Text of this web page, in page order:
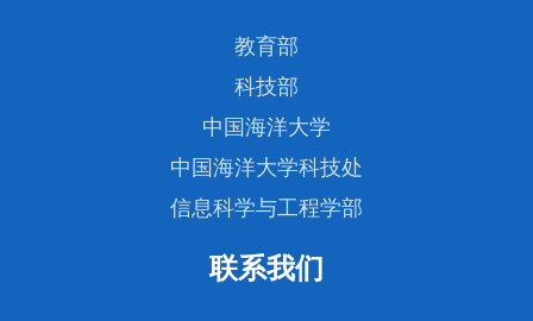
教育部
科技部
中国海洋大学
中国海洋大学科技处
信息科学与工程学部
联系我们